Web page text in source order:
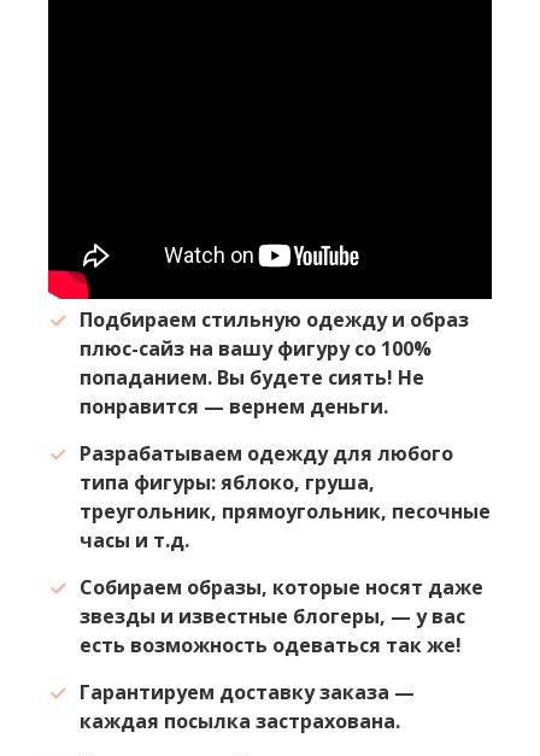
Подбираем стильную одежду и образ
плюс-сайз на вашу фигуру со 100%
попаданием. Вы будете сиять! Не
понравится — вернем деньги.
Разрабатываем одежду для любого
типа фигуры: яблоко, груша,
треугольник, прямоугольник, песочные
часы и т.д.
Собираем образы, которые носят даже
звезды и известные блогеры, — у вас
есть возможность одеваться так же!
Гарантируем доставку заказа —
каждая посылка застрахована.